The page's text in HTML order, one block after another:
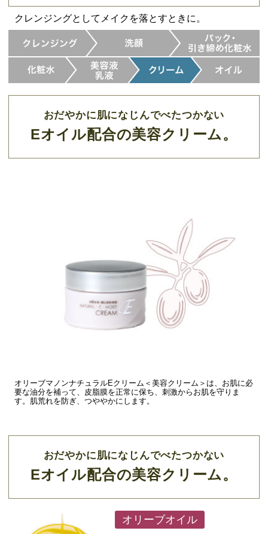
クレンジングとしてメイクを落とすときに。
おだやかに肌になじんでべたつかない
Eオイル配合の美容クリーム。
オリーブマノンナチュラルEクリーム＜美容クリーム＞は、お肌に必
要な油分を補って、皮脂膜を正常に保ち、刺激からお肌を守りま
す。肌荒れを防ぎ、つややかにします。
おだやかに肌になじんでべたつかない
Eオイル配合の美容クリーム。
オリーブオイル